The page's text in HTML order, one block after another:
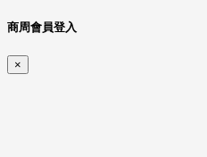
商周會員登入
×